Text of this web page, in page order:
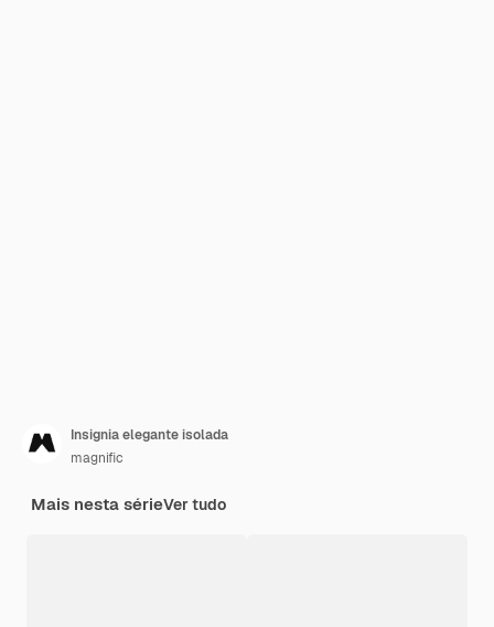
Insignia elegante isolada
magnific
Mais nesta sérieVer tudo